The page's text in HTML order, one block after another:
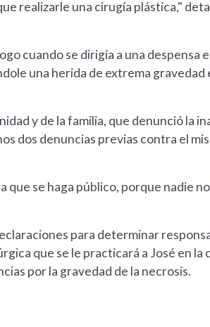
realizarle una cirugía plástica,"
cuando se dirigía a una despensa
una herida de extrema
y de la familia, que denunció la
dos denuncias previas contra el
que se haga público, porque nadie
para determinar
que se le practicará a José en la
por la gravedad de la necrosis.